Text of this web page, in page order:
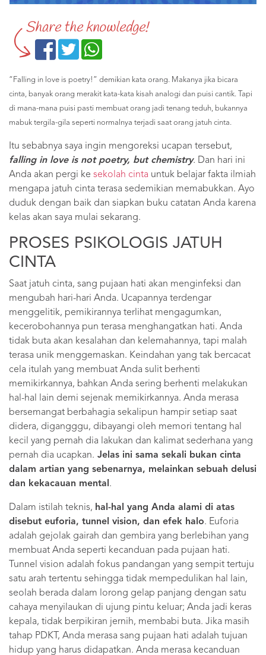
Share the knowledge!
“Falling in love is poetry!” demikian kata orang. Makanya jika bicara
cinta, banyak orang merakit kata-kata kisah analogi dan puisi cantik. Tapi
di mana-mana puisi pasti membuat orang jadi tenang teduh, bukannya
mabuk tergila-gila seperti normalnya terjadi saat orang jatuh cinta.
Itu sebabnya saya ingin mengoreksi ucapan tersebut,
falling in love is not poetry, but chemistry. Dan hari ini
Anda akan pergi ke sekolah cinta untuk belajar fakta ilmiah
mengapa jatuh cinta terasa sedemikian memabukkan. Ayo
duduk dengan baik dan siapkan buku catatan Anda karena
kelas akan saya mulai sekarang.
PROSES PSIKOLOGIS JATUH
CINTA
Saat jatuh cinta, sang pujaan hati akan menginfeksi dan
mengubah hari-hari Anda. Ucapannya terdengar
menggelitik, pemikirannya terlihat mengagumkan,
kecerobohannya pun terasa menghangatkan hati. Anda
tidak buta akan kesalahan dan kelemahannya, tapi malah
terasa unik menggemaskan. Keindahan yang tak bercacat
cela itulah yang membuat Anda sulit berhenti
memikirkannya, bahkan Anda sering berhenti melakukan
hal-hal lain demi sejenak memikirkannya. Anda merasa
bersemangat berbahagia sekalipun hampir setiap saat
didera, digangggu, dibayangi oleh memori tentang hal
kecil yang pernah dia lakukan dan kalimat sederhana yang
pernah dia ucapkan. Jelas ini sama sekali bukan cinta
dalam artian yang sebenarnya, melainkan sebuah delusi
dan kekacauan mental.
Dalam istilah teknis, hal-hal yang Anda alami di atas
disebut euforia, tunnel vision, dan efek halo. Euforia
adalah gejolak gairah dan gembira yang berlebihan yang
membuat Anda seperti kecanduan pada pujaan hati.
Tunnel vision adalah fokus pandangan yang sempit tertuju
satu arah tertentu sehingga tidak mempedulikan hal lain,
seolah berada dalam lorong gelap panjang dengan satu
cahaya menyilaukan di ujung pintu keluar; Anda jadi keras
kepala, tidak berpikiran jernih, membabi buta. Jika masih
tahap PDKT, Anda merasa sang pujaan hati adalah tujuan
hidup yang harus didapatkan. Anda merasa kecanduan